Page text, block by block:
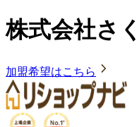
株式会社さ
加盟希望はこちら